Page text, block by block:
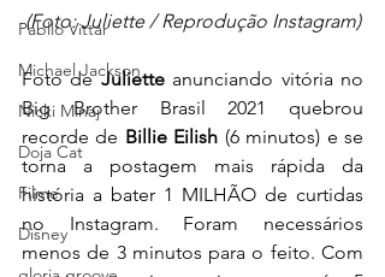
Pabllo Vittar
Michael Jackson
Nicki Minaj
Doja Cat
Filme
Disney
(Foto: Juliette / Reprodução Instagram)
Foto de Juliette anunciando vitória no
Big Brother Brasil 2021 quebrou
recorde de Billie Eilish (6 minutos) e se
torna a postagem mais rápida da
história a bater 1 MILHÃO de curtidas
no Instagram. Foram necessários
menos de 3 minutos para o feito. Com